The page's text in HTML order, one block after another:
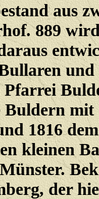
aus
889
Buldern
1816
kleinen
der